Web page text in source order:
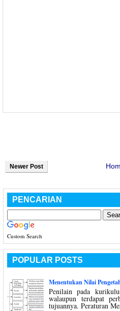
Newer Post
PENCARIAN
Custom Search
POPULAR POSTS
Menentukan Nilai
Penilain pada
walaupun terdapat
tujuannya. Peraturan